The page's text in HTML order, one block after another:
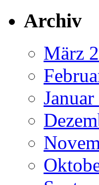
Archiv
März